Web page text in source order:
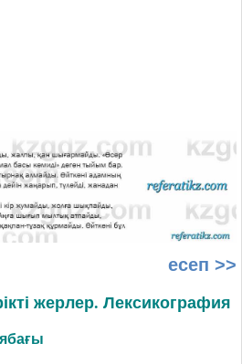
есеп >>
жерлер. Лексикография